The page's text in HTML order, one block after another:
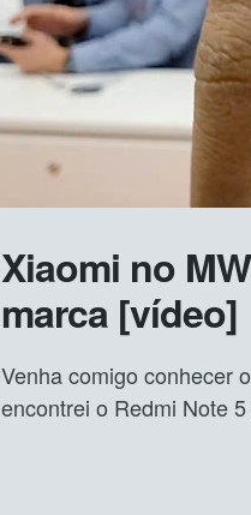
Xiaomi no
marca [vídeo]
Venha comigo conhecer
encontrei o Redmi Note